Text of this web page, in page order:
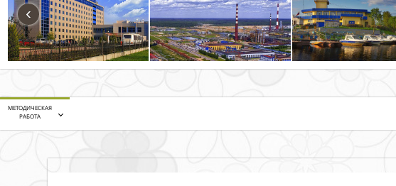
‹
МЕТОДИЧЕСКАЯ
РАБОТА